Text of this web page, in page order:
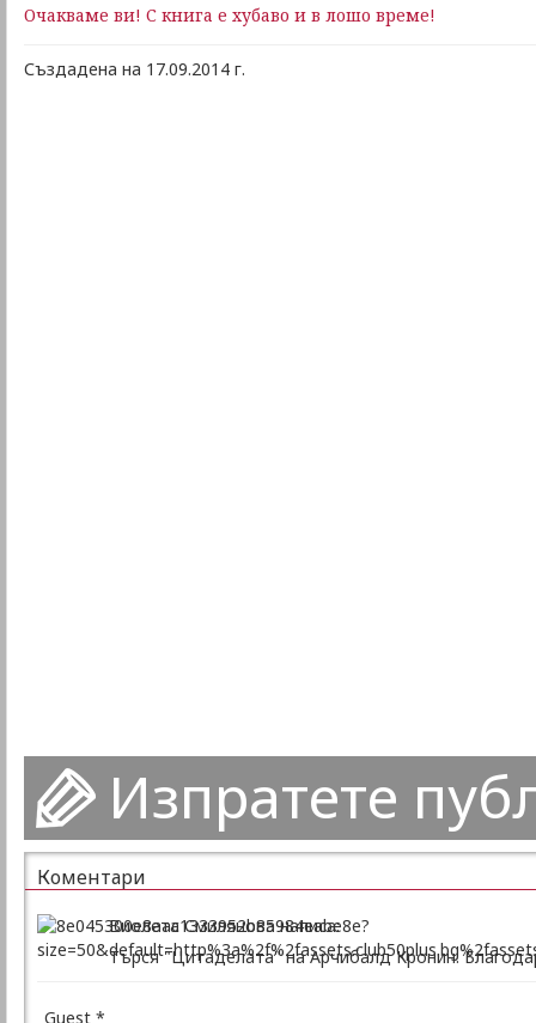
Очакваме ви! С книга е хубаво и в лошо време!
Създадена на 17.09.2014 г.
Изпратете
Коментари
Виолета Смилянова написа:
Търся "Цитаделата" на Арчибалд Кронин.
Guest *